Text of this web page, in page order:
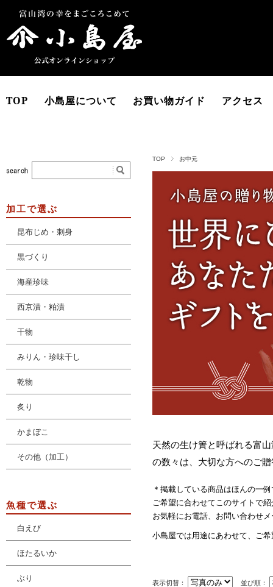
TOP 小島屋について お買い物ガイド アクセス
TOP お中元
天然の生け簀と呼ばれる富
の数々は、大切な方へのご
＊掲載している商品はほんの一
ご希望に合わせてこのサイトで
お気軽にお電話、お問い合わせ
小島屋では用途にあわせて、ご
表示切替： 並び順：
加工で選ぶ
昆布じめ・刺身
黒づくり
海産珍味
西京漬・粕漬
干物
みりん・珍味干し
乾物
炙り
かまぼこ
その他（加工）
魚種で選ぶ
白えび
ほたるいか
ぶり